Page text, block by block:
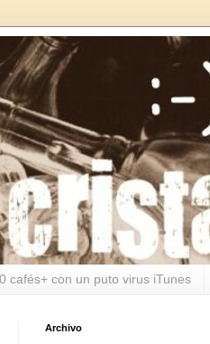
cafés+ con un puto virus iTunes
Archivo